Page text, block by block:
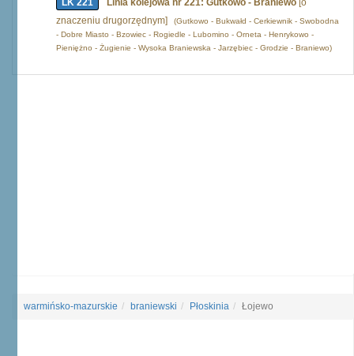
LK 221 Linia kolejowa nr 221: Gutkowo - Braniewo [o
znaczeniu drugorzędnym]
(Gutkowo - Bukwałd - Cerkiewnik - Swobodna
- Dobre Miasto - Bzowiec - Rogiedle - Lubomino - Orneta - Henrykowo -
Pieniężno - Żugienie - Wysoka Braniewska - Jarzębiec - Grodzie - Braniewo)
warmińsko-mazurskie braniewski Płoskinia Łojewo